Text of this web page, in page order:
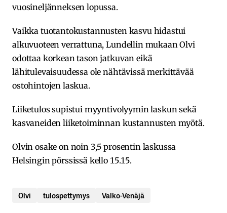
vuosineljänneksen lopussa.
Vaikka tuotantokustannusten kasvu hidastui
alkuvuoteen verrattuna, Lundellin mukaan Olvi
odottaa korkean tason jatkuvan eikä
lähitulevaisuudessa ole nähtävissä merkittävää
ostohintojen laskua.
Liiketulos supistui myyntivolyymin laskun sekä
kasvaneiden liiketoiminnan kustannusten myötä.
Olvin osake on noin 3,5 prosentin laskussa
Helsingin pörssissä kello 15.15.
Olvi tulospettymys Valko-Venäjä